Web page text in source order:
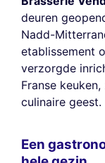
deuren
Nadd-
etablissement
verzorgde
Franse
culinaire geest.
Een